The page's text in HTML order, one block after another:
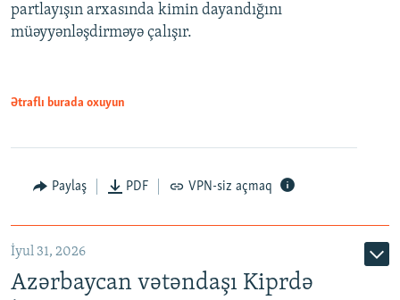
partlayışın arxasında kimin dayandığını
müəyyənləşdirməyə çalışır.
Ətraflı burada oxuyun
Paylaş PDF VPN-siz açmaq
İyul 31, 2026
Azərbaycan vətəndaşı Kiprdə